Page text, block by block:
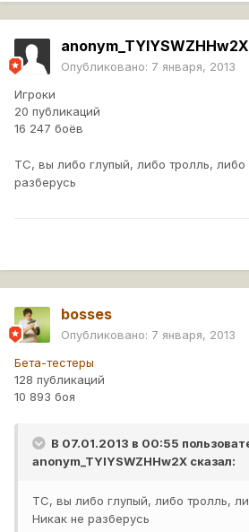
anonym_TYIYSWZHHw2X
Опубликовано: 7 января, 2013
Игроки
20 публикаций
16 247 боёв
ТС, вы либо глупый, либо тролль, либо
разберусь
bosses
Опубликовано: 7 января, 2013
Бета-тестеры
128 публикаций
10 893 боя
В 07.01.2013 в 00:55
anonym_TYIYSWZHHw2X сказал:
ТС, вы либо глупый, либо тролль,
Никак не разберусь